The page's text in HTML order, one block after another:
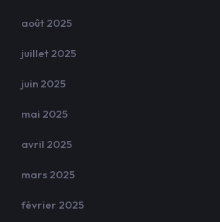
août 2025
juillet 2025
juin 2025
mai 2025
avril 2025
mars 2025
février 2025